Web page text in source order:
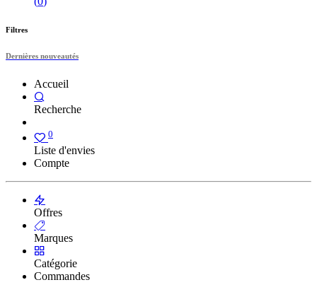
Filtres
Dernières nouveautés
Accueil
Recherche
0
Liste d'envies
Compte
Offres
Marques
Catégorie
Commandes